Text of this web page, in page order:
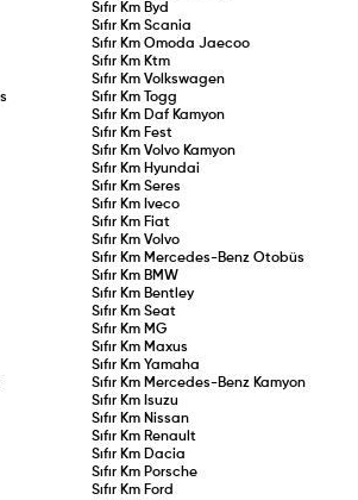
Sıfır Km Byd
Sıfır Km Scania
Sıfır Km Omoda Jaecoo
Sıfır Km Ktm
Sıfır Km Volkswagen
Sıfır Km
Togg
Sıfır Km Daf Kamyon
Sıfır Km Fest
Sıfır Km Volvo Kamyon
Sıfır Km Hyundai
Sıfır Km Seres
Sıfır Km Iveco
Sıfır Km Fiat
Sıfır Km Volvo
Sıfır Km Mercedes-Benz Otobüs
Sıfır Km BMW
Sıfır Km Bentley
Sıfır Km Seat
Sıfır Km MG
Sıfır Km Maxus
Sıfır Km Yamaha
Sıfır Km Mercedes-Benz Kamyon
Sıfır Km Isuzu
Sıfır Km Nissan
Sıfır Km Renault
Sıfır Km Dacia
Sıfır Km Porsche
Sıfır Km Ford